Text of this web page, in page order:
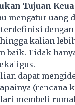
Tujuan
mengatur uang
dengan
kalian
baik. Tidak
dapat
(rencana
membeli